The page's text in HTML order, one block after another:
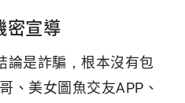
密宣導
論是詐騙，根本沒有包
、美女圖魚交友APP、